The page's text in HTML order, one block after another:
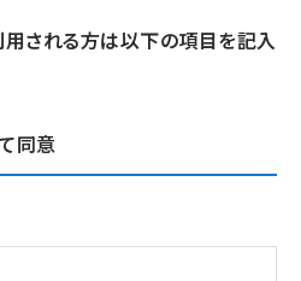
用される方は以下の項目を記入
同意